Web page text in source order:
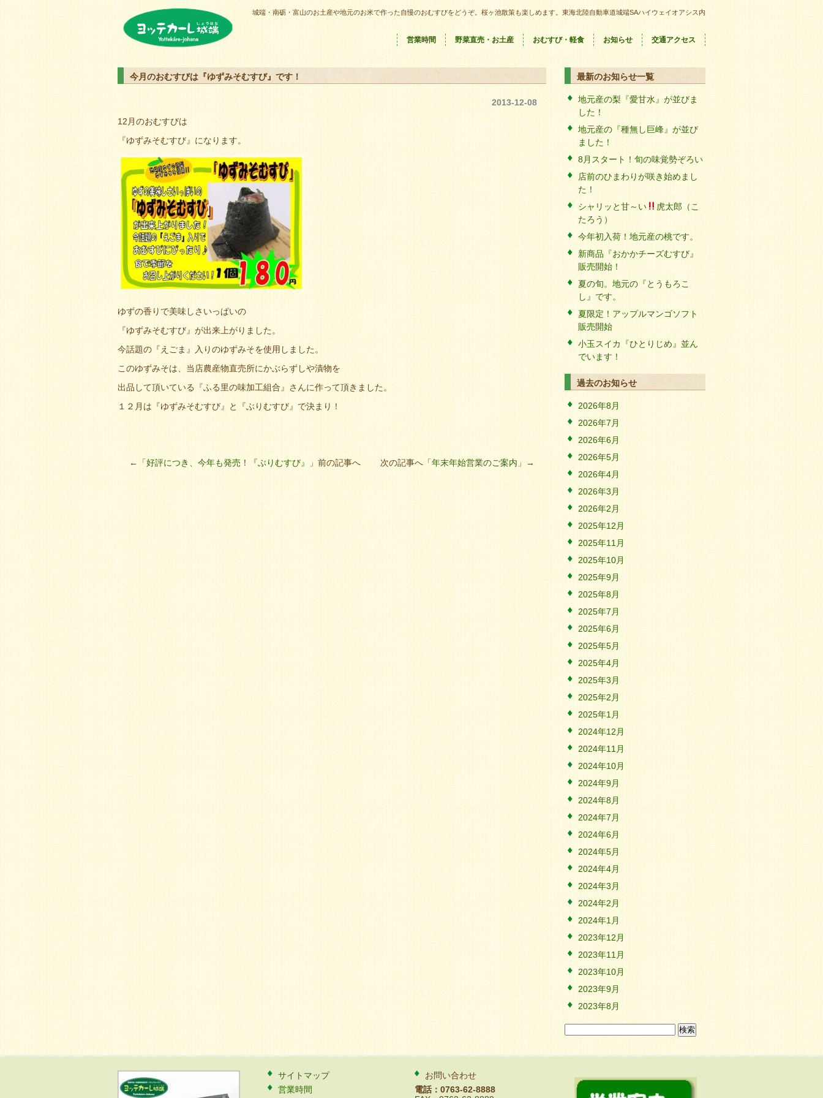
城端・南砺・富山のお土産や地元のお米で作った自慢のおむすびをどうぞ。桜ヶ池散策も楽しめます。東海北陸自動車道城端SAハイウェイオアシス内
営業時間 野菜直売・お土産 おむすび・軽食 お知らせ 交通アクセス
今月のおむすびは『ゆずみそむすび』です！
2013-12-08
12月のおむすびは
『ゆずみそむすび』になります。
ゆずの香りで美味しさいっぱいの
『ゆずみそむすび』が出来上がりました。
今話題の『えごま』入りのゆずみそを使用しました。
このゆずみそは、当店農産物直売所にかぶらずしや漬物を
出品して頂いている『ふる里の味加工組合』さんに作って頂きました。
１２月は『ゆずみそむすび』と『ぶりむすび』で決まり！
←「好評につき、今年も発売！『ぶりむすび』 」前の記事へ 次の記事へ「年末年始営業のご案内 」→
最新のお知らせ一覧
地元産の梨『愛甘水』が並びま
した！
地元産の『種無し巨峰』が並び
ました！
8月スタート！旬の味覚勢ぞろい
店前のひまわりが咲き始めまし
た！
シャリッと甘～い
虎太郎（こ
たろう）
今年初入荷！地元産の桃です。
新商品『おかかチーズむすび』
販売開始！
夏の旬。地元の『とうもろこ
し』です。
夏限定！アップルマンゴソフト
販売開始
小玉スイカ『ひとりじめ』並ん
でいます！
過去のお知らせ
2026年8月
2026年7月
2026年6月
2026年5月
2026年4月
2026年3月
2026年2月
2025年12月
2025年11月
2025年10月
2025年9月
2025年8月
2025年7月
2025年6月
2025年5月
2025年4月
2025年3月
2025年2月
2025年1月
2024年12月
2024年11月
2024年10月
2024年9月
2024年8月
2024年7月
2024年6月
2024年5月
2024年4月
2024年3月
2024年2月
2024年1月
2023年12月
2023年11月
2023年10月
2023年9月
2023年8月
サイトマップ
営業時間
お問い合わせ
電話：0763-62-8888